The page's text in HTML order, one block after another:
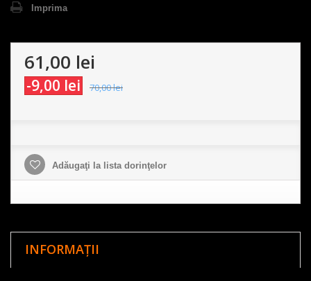
Imprima
61,00 lei
-9,00 lei 70,00 lei
Adăugaţi la lista dorinţelor
INFORMAȚII